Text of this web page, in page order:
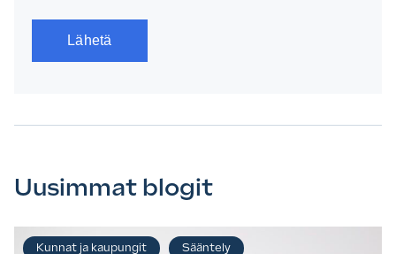
Uusimmat blogit
Kunnat ja kaupungit Sääntely